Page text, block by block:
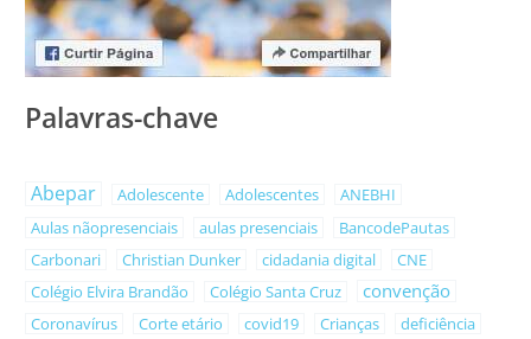
Palavras-chave
Abepar Adolescente Adolescentes
ANEBHI
Aulas nãopresenciais
aulas presenciais
BancodePautas
Carbonari
Christian Dunker cidadania digital
CNE
Colégio Elvira Brandão
Colégio Santa Cruz convenção
Coronavírus Corte etário covid19 Crianças deficiência